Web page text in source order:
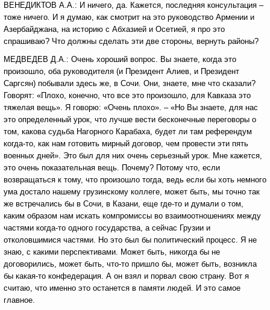
ВЕНЕДИКТОВ А.А.: И ничего, да. Кажется, последняя консультация –
тоже ничего. И я думаю, как смотрит на это руководство Армении и
Азербайджана, на историю с Абхазией и Осетией, я про это
спрашиваю? Что должны сделать эти две стороны, вернуть районы?
МЕДВЕДЕВ Д.А.: Очень хороший вопрос. Вы знаете, когда это
произошло, оба руководителя (и Президент Алиев, и Президент
Саргсян) побывали здесь же, в Сочи. Они, знаете, мне что сказали?
Говорят: «Плохо, конечно, что все это произошло, для Кавказа это
тяжелая вещь». Я говорю: «Очень плохо». – «Но Вы знаете, для нас
это определенный урок, что лучше вести бесконечные переговоры о
том, какова судьба Нагорного Карабаха, будет ли там референдум
когда-то, как нам готовить мирный договор, чем провести эти пять
военных дней». Это был для них очень серьезный урок. Мне кажется,
это очень показательная вещь. Почему? Потому что, если
возвращаться к тому, что произошло тогда, ведь если бы хоть немного
ума достало нашему грузинскому коллеге, может быть, мы точно так
же встречались бы в Сочи, в Казани, еще где-то и думали о том,
каким образом нам искать компромиссы во взаимоотношениях между
частями когда-то одного государства, а сейчас Грузии и
отколовшимися частями. Но это был бы политический процесс. Я не
знаю, с какими перспективами. Может быть, никогда бы не
договорились, может быть, что-то пришло бы, может быть, возникла
бы какая-то конфедерация. А он взял и порвал свою страну. Вот я
считаю, что именно это останется в памяти людей. И это самое
главное.